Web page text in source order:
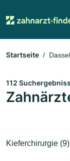
Startseite Dassel
112
Kieferchirurgie (9)